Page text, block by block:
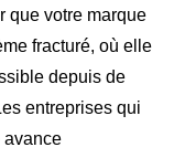
que votre marque
fracturé, où elle
depuis de
entreprises qui
avance